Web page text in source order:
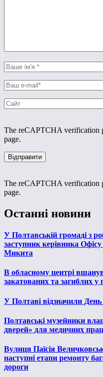
The reCAPTCHA verification
page.
The reCAPTCHA verification
page.
Останні новини
У Полтавській громаді з
заступник керівника
Микита
В обласному центрі
закатованих та загиблих у
У Полтаві відзначили
Полтавські музейники
дверей» для медичних
Вулиця Паїсія
наступні етапи ремонту
дороги